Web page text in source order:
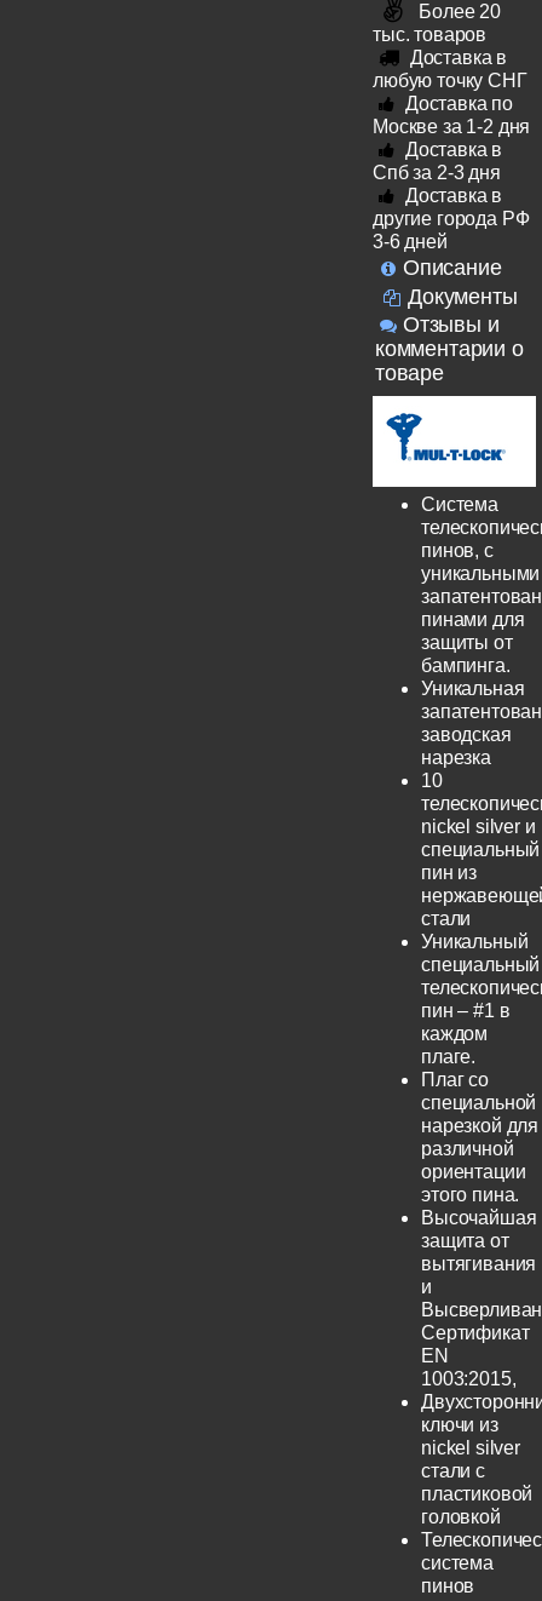
Более 20
тыс. товаров
Доставка в
любую точку СНГ
Доставка по
Москве за 1-2 дня
Доставка в
Спб за 2-3 дня
Доставка в
другие города РФ
3-6 дней
Описание
Документы
Отзывы и
комментарии о
товаре
Система
пинов, с
уникальными
пинами для
защиты от
бампинга.
Уникальная
заводская
нарезка
10
nickel silver и
специальный
пин из
стали
Уникальный
специальный
пин – #1 в
каждом
плаге.
Плаг со
специальной
нарезкой для
различной
ориентации
этого пина.
Высочайшая
защита от
вытягивания
и
Сертификат
EN
1003:2015,
ключи из
nickel silver
стали с
пластиковой
головкой
система
пинов